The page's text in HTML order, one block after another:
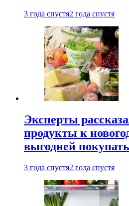
3 года спустя2 года спустя
Эксперты
продукты к
выгодней
3 года спустя2 года спустя